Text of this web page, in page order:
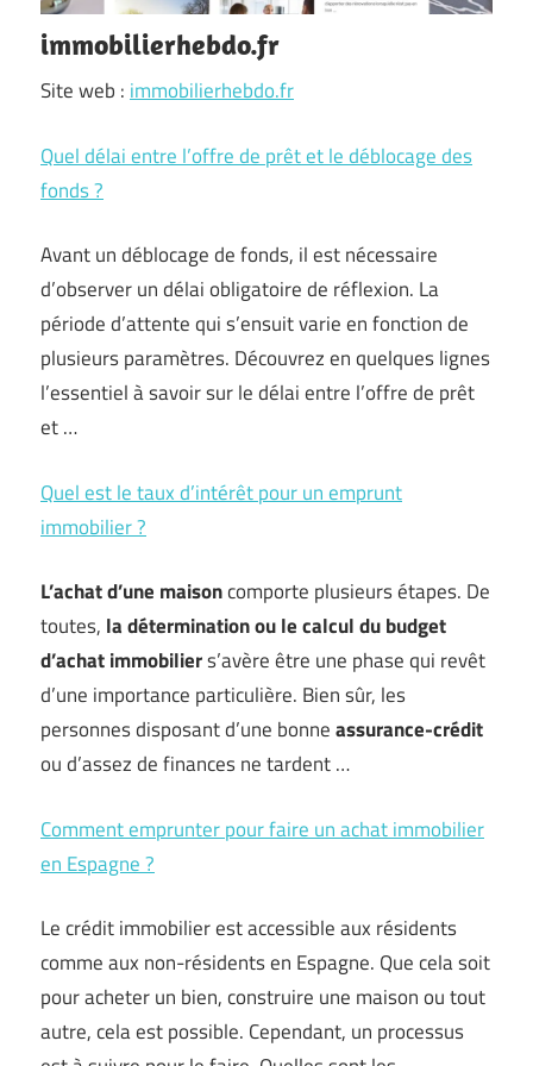
immobilierhebdo.fr
Site web :immobilierhebdo.fr
Quel délai entre l’offre de prêt et le déblocage des
fonds ?
Avant un déblocage de fonds, il est nécessaire
d’observer un délai obligatoire de réflexion. La
période d’attente qui s’ensuit varie en fonction de
plusieurs paramètres. Découvrez en quelques lignes
l’essentiel à savoir sur le délai entre l’offre de prêt
et …
Quel est le taux d’intérêt pour un emprunt
immobilier ?
L’achat d’une maisoncomporte plusieurs étapes. De
toutes, la détermination ou le calcul du budget
d’achat immobiliers’avère être une phase qui revêt
d’une importance particulière. Bien sûr, les
personnes disposant d’une bonneassurance-crédit
ou d’assez de finances ne tardent …
Comment emprunter pour faire un achat immobilier
en Espagne ?
Le crédit immobilier est accessible aux résidents
comme aux non-résidents en Espagne. Que cela soit
pour acheter un bien, construire une maison ou tout
autre, cela est possible. Cependant, un processus